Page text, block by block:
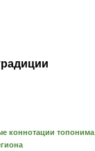
коннотации топонима